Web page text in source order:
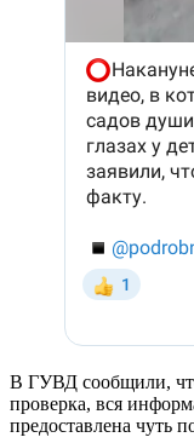
В ГУВД сообщили,
проверка, вся
предоставлена чуть